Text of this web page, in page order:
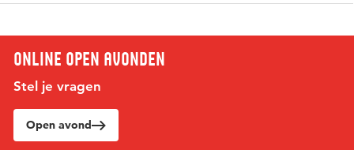
Online open avonden
Stel je vragen
Open avond